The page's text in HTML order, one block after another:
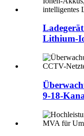
Lithium-
9-18-